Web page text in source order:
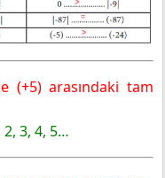
(+5) arasındaki tam
2, 3, 4, 5…